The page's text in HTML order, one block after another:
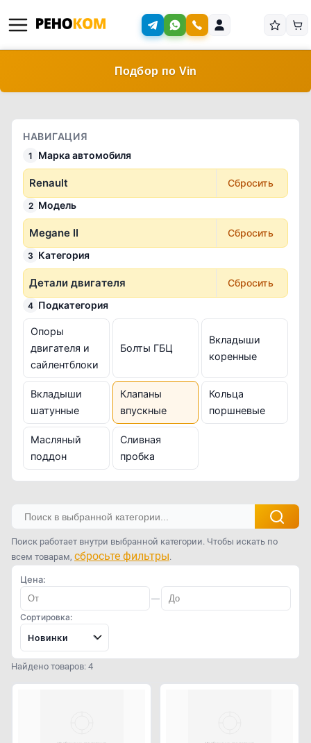
Подбор по Vin
НАВИГАЦИЯ
1 Марка автомобиля
Renault Сбросить
2 Модель
Megane II Сбросить
3 Категория
Детали двигателя Сбросить
4 Подкатегория
Опоры
двигателя и
сайлентблоки
Болты ГБЦ
Вкладыши
коренные
Вкладыши
шатунные
Клапаны
впускные
Кольца
поршневые
Масляный
поддон
Сливная
пробка
Поиск работает внутри выбранной категории. Чтобы искать по
всем товарам, сбросьте фильтры.
Цена:
—
Сортировка:
Новинки
Найдено товаров: 4